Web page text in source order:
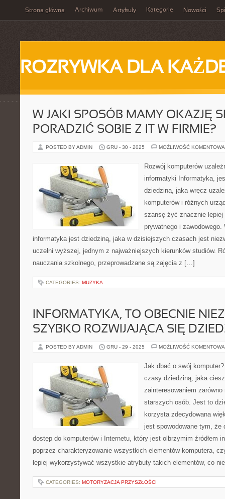
Strona główna Archiwum Artykuły Kategorie Nowości
ROZRYWKA DLA
W JAKI SPOSÓB MAMY OKAZJĘ
PORADZIĆ SOBIE Z IT W FIRMIE?
POSTED BY ADMIN GRU - 30 - 2025 MOŻLIWOŚĆ
Rozwój komputerów
informatyki Informatyka,
dziedziną, jaka wręcz
komputerów i różnych
szansę żyć znacznie
prywatnego i
informatyka jest dziedziną, jaka w dzisiejszych czasach jest
uczelni wyższej, jednym z najważniejszych kierunków studiów.
nauczania szkolnego, przeprowadzane są zajęcia z […]
CATEGORIES: MUZYKA
INFORMATYKA, TO OBECNIE
SZYBKO ROZWIJAJĄCA SIĘ
POSTED BY ADMIN GRU - 29 - 2025 MOŻLIWOŚĆ
Jak dbać o swój
czasy dziedziną, jaka
zainteresowaniem zarówno
starszych osób. Jest to
korzysta zdecydowana
jest spowodowane tym,
dostęp do komputerów i Internetu, który jest olbrzymim źródłem
poprzez charakteryzowanie wszystkich elementów komputera,
lepiej wykorzystywać wszystkie atrybuty takich elementów, co
CATEGORIES: MOTORYZACJA PRZYSZŁOŚCI